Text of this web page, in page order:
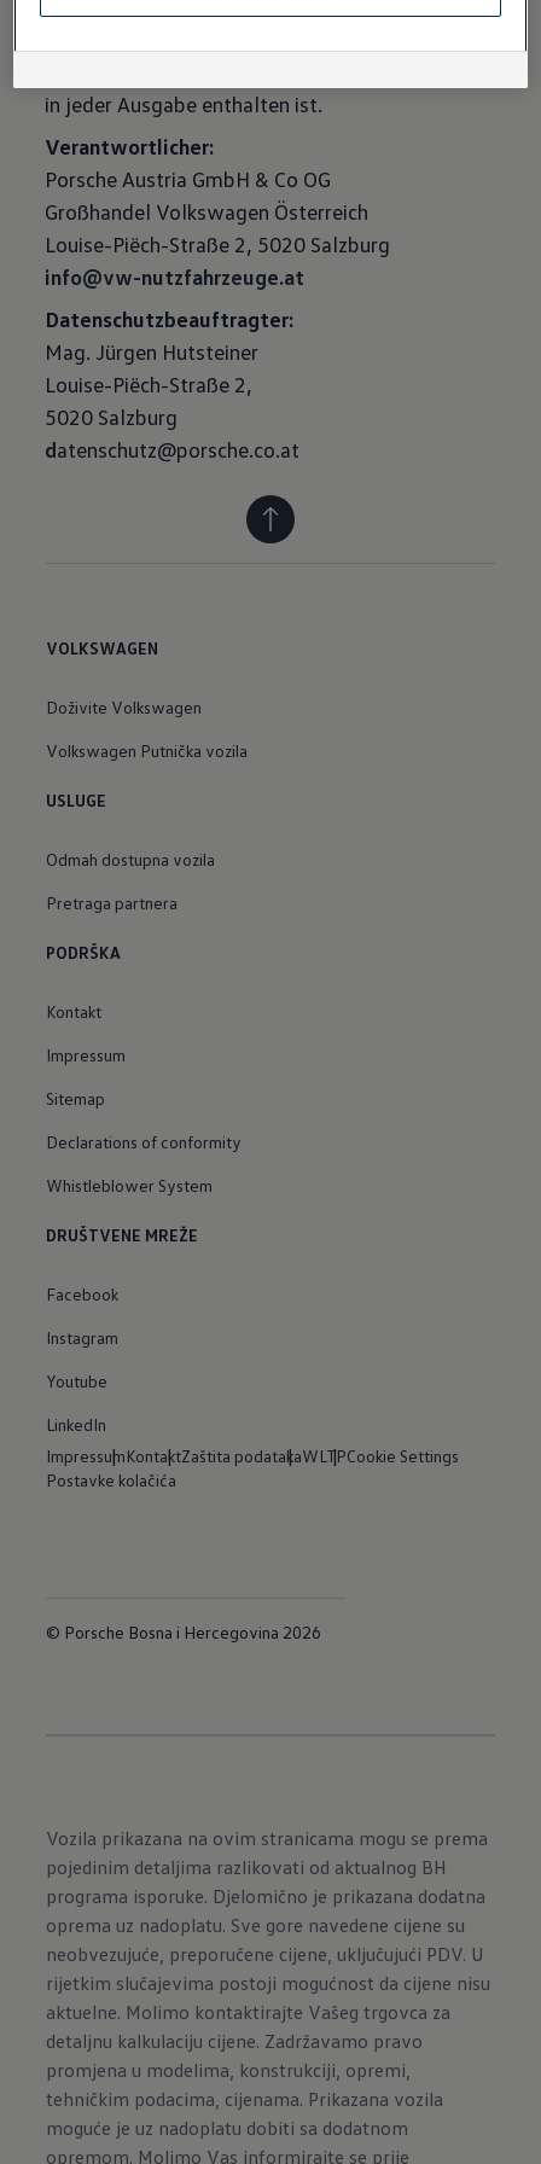
in jeder Ausgabe enthalten ist.
Verantwortlicher:
Porsche Austria GmbH & Co OG
Großhandel Volkswagen Österreich
info@vw-nutzfahrzeuge.at
Datenschutzbeauftragter:
Mag. Jürgen Hutsteiner
Louise-Piëch-Straße 2,
datenschutz@porsche.co.at
VOLKSWAGEN
Doživite Volkswagen
Volkswagen Putnička vozila
USLUGE
Odmah dostupna vozila
Pretraga partnera
PODRŠKA
Kontakt
Impressum
Sitemap
Declarations of conformity
Whistleblower System
DRUŠTVENE MREŽE
Facebook
Instagram
Youtube
LinkedIn
ImpressumKontaktZaštita podatakaWLTPCookie Settings
Postavke kolačića
© Porsche Bosna i Hercegovina 2026
Vozila prikazana na ovim stranicama mogu se prema
pojedinim detaljima razlikovati od aktualnog BH
programa isporuke. Djelomično je prikazana dodatna
oprema uz nadoplatu. Sve gore navedene cijene su
neobvezujuće, preporučene cijene, uključujući PDV. U
rijetkim slučajevima postoji mogućnost da cijene nisu
aktuelne. Molimo kontaktirajte Vašeg trgovca za
detaljnu kalkulaciju cijene. Zadržavamo pravo
promjena u modelima, konstrukciji, opremi,
tehničkim podacima, cijenama. Prikazana vozila
moguće je uz nadoplatu dobiti sa dodatnom
opremom. Molimo Vas informirajte se prije